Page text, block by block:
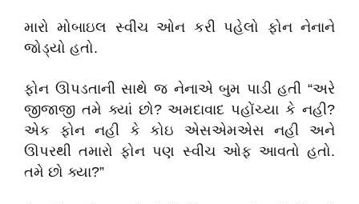
મારો મોબાઇલ સ્વીચ ઓન કરી પહેલો ફોન નેનાને
જોડ્યો હતો.
ફોન ઊપડતાની સાથે જ નેનાએ બુમ પાડી હતી “અરે
જીજાજી તમે ક્યાં છો? અમદાવાદ પહોંચ્યા કે નહી?
એક ફોન નહી કે કોઇ એસએમએસ નહી અને
ઊપરથી તમારો ફોન પણ સ્વીચ ઓફ આવતો હતો.
તમે છો ક્યા?”